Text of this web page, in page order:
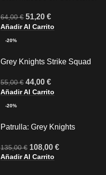
64,00€ 51,20 €
Añadir Al Carrito
-20%
Grey Knights Strike Squad
55,00€ 44,00 €
Añadir Al Carrito
-20%
Patrulla: Grey Knights
135,00€ 108,00 €
Añadir Al Carrito